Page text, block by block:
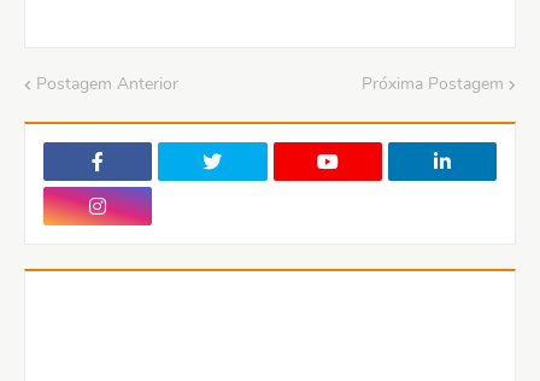
Postagem Anterior Próxima Postagem